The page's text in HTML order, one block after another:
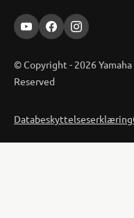
© Copyright - 2026
Reserved
Databeskyttelseserklæring